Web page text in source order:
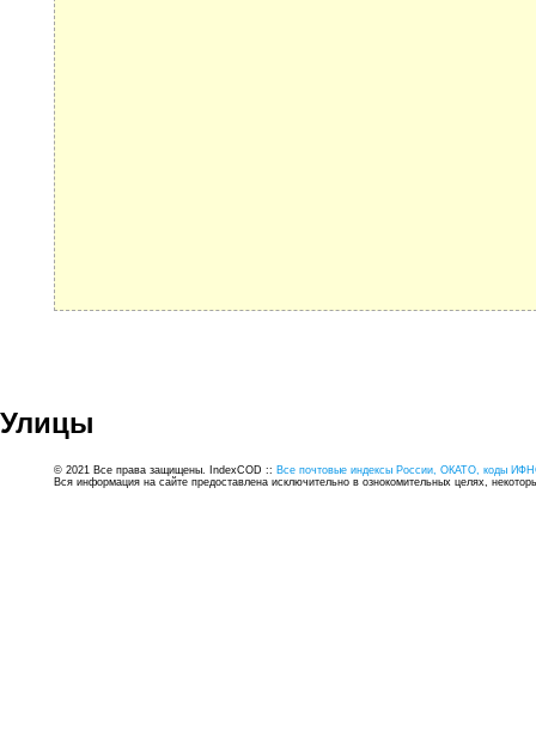
Улицы
© 2021 Все права защищены. IndexCOD :: Все почтовые индексы России, ОКАТО, коды
Вся информация на сайте предоставлена исключительно в ознокомительных целях,